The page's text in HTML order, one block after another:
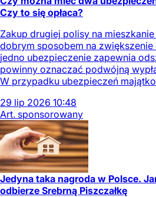
Czy to się opłaca?
Zakup drugiej polisy na
dobrym sposobem na
jedno ubezpieczenie zapewnia
powinny oznaczać podwójną
W przypadku ubezpieczeń
29 lip 2026 10:48
Art. sponsorowany
Jedyna taka nagroda w Polsce.
odbierze Srebrną Piszczałkę